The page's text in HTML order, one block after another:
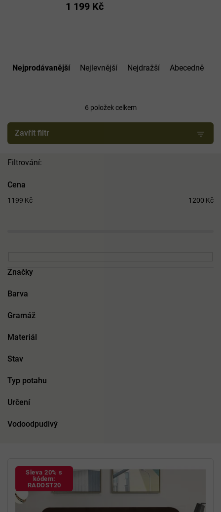
1 199 Kč
p
o
u
t
ů
Nejprodávanější Nejlevnější Nejdražší Abecedně
6 položek celkem
Zavřít filtr
Cena
1199 Kč 1200 Kč
Značky
Barva
Gramáž
Materiál
Stav
Typ potahu
Určení
Vodoodpudivý
Sleva 20% s
kódem:
RADOST20